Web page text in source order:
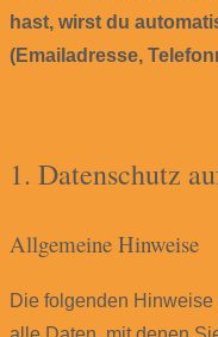
hast, wirst du
(Emailadresse,
1. Datenschutz
Allgemeine Hinweise
Die folgenden